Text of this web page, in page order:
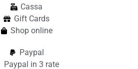
Cassa
Gift Cards
Shop online
Paypal
Paypal in 3 rate